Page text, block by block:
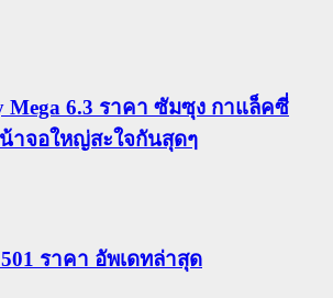
Mega 6.3 ราคา ซัมซุง กาแล็คซี่
าจอใหญ่สะใจกันสุดๆ
ราคา อัพเดทล่าสุด